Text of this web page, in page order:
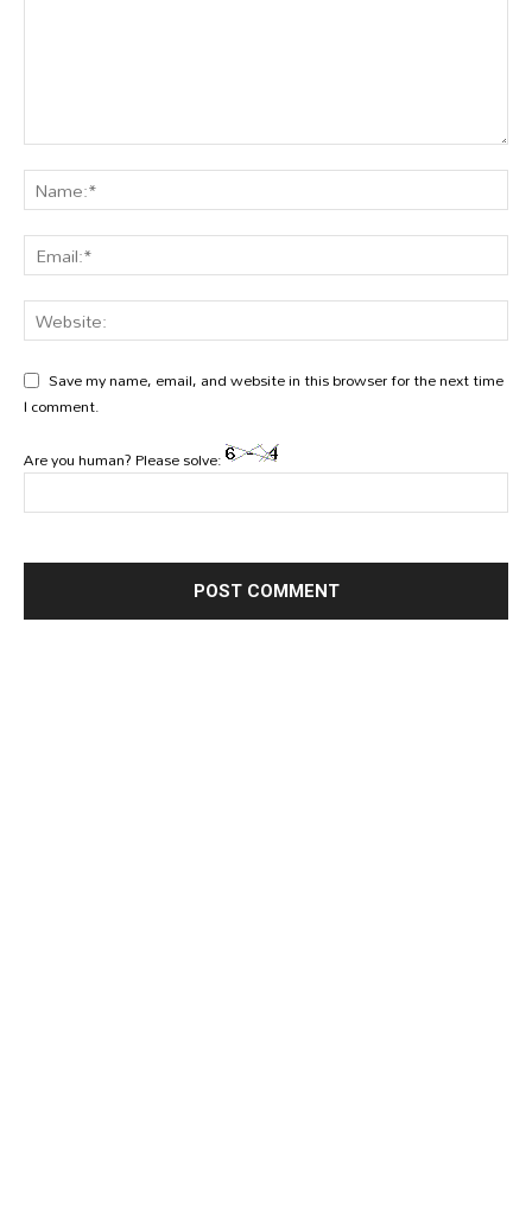
Save my name, email, and website in this browser for the next time
I comment.
Are you human? Please solve: